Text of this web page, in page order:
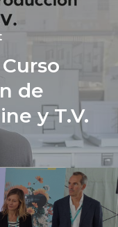
de
y T.V.